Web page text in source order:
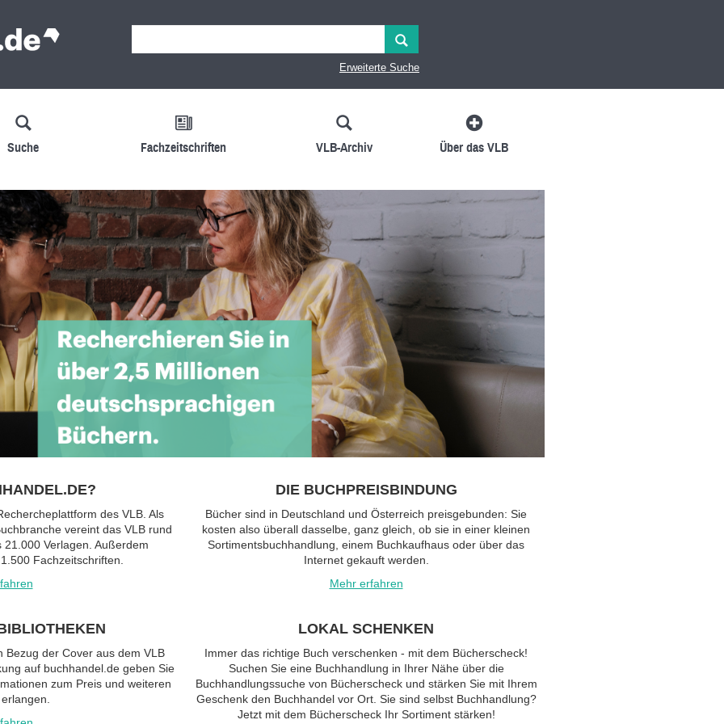
Erweiterte Suche
Suche Fachzeitschriften VLB-Archiv Über das VLB